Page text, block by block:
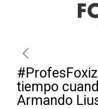
tiempo
Armando